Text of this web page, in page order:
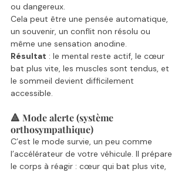
ou dangereux.
Cela peut être une pensée automatique,
un souvenir, un conflit non résolu ou
même une sensation anodine.
Résultat : le mental reste actif, le cœur
bat plus vite, les muscles sont tendus, et
le sommeil devient difficilement
accessible.
🔺 Mode alerte (système
orthosympathique)
C’est le mode survie, un peu comme
l’accélérateur de votre véhicule. Il prépare
le corps à réagir : cœur qui bat plus vite,